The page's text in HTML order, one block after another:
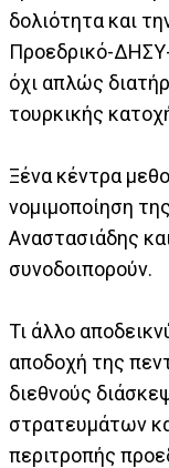
δολιότητα και
Προεδρικό-
όχι απλώς
τουρκικής
Ξένα κέντρα
νομιμοποίηση
Αναστασιάδης
συνοδοιπορούν.
Τι άλλο
αποδοχή της
διεθνούς
στρατευμάτων
περιτροπής